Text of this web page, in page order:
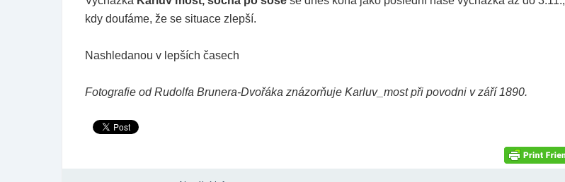
kdy doufáme, že se situace zlepší.
Nashledanou v lepších časech
Fotografie od Rudolfa Brunera-Dvořáka znázorňuje Karluv_most při povodni v září 1890.